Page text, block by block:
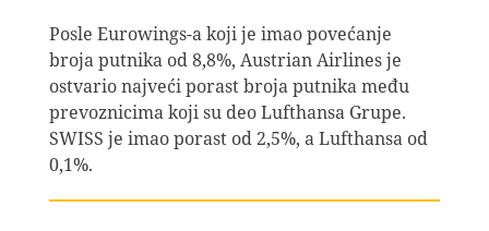
Posle Eurowings-a koji je imao povećanje
broja putnika od 8,8%, Austrian Airlines je
ostvario najveći porast broja putnika među
prevoznicima koji su deo Lufthansa Grupe.
SWISS je imao porast od 2,5%, a Lufthansa od
0,1%.